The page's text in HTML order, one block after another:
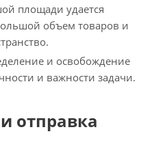
площади удается
объем товаров и
и освобождение
и важности задачи.
отправка